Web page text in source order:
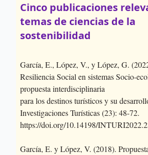
Cinco publicaciones
temas de ciencias de la
sostenibilidad
García, E., López, V., y López, G.
Resiliencia Social en sistemas Socio-
propuesta interdisciplinaria
para los destinos turísticos y su
Investigaciones Turísticas (23): 48-72.
https://doi.org/10.14198/
García, E. y López, V. (2018).